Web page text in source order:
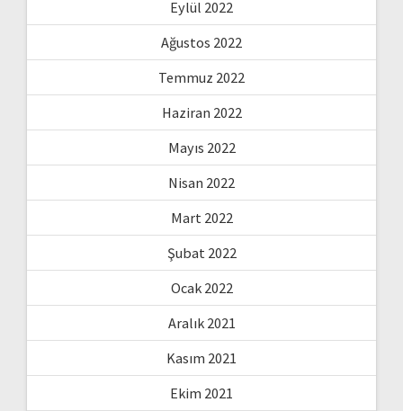
Eylül 2022
Ağustos 2022
Temmuz 2022
Haziran 2022
Mayıs 2022
Nisan 2022
Mart 2022
Şubat 2022
Ocak 2022
Aralık 2021
Kasım 2021
Ekim 2021